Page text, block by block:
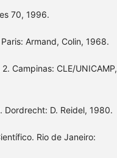
70, 1996.
Armand, Colin, 1968.
Campinas: CLE/UNICAMP,
Dordrecht: D. Reidel, 1980.
Rio de Janeiro: